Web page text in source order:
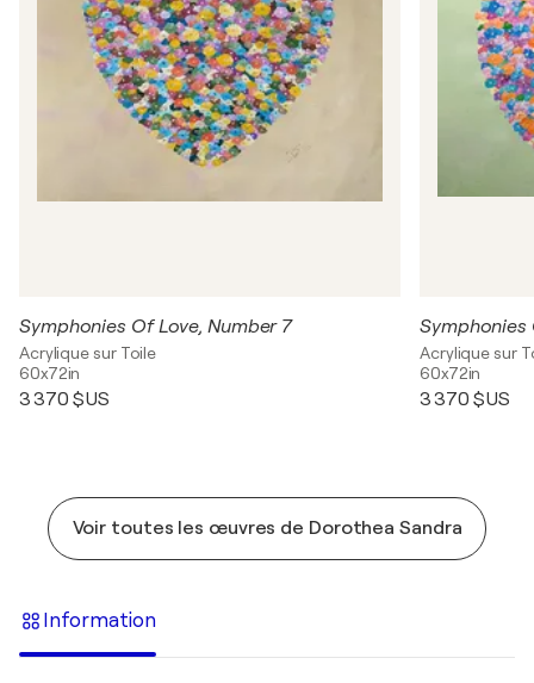
Symphonies Of Love, Number 7
Acrylique sur Toile
60x72in
3 370 $US
Symphonies
Acrylique sur
60x72in
3 370 $US
Voir toutes les œuvres de Dorothea Sandra
Information